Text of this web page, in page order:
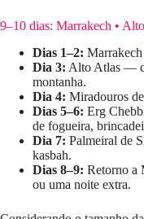
9–10 dias: Marrakech •
Dias 1–2:
Dia 3: Alto Atlas —
montanha.
Dia 4: Miradouros
Dias 5–6: Erg
de fogueira,
Dia 7: Palmeiral de
kasbah.
Dias 8–9: Retorno a
ou uma noite extra.